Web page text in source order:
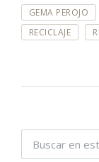
E
T
Q
A
GEMA PEROJO
RECICLAJE